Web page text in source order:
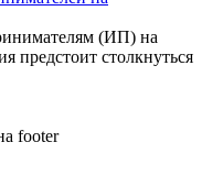
(ИП) на
предстоит столкнуться